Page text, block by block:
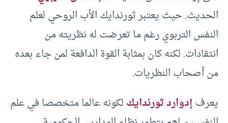
الحديث. حيث يعتبر ثورندايك الأب الروحي لعلم
النفس التربوي رغم ما تعرضت له نظريته من
انتقادات. لكنه كان بمثابة القوة الدافعة لمن جاء بعده
من أصحاب النظريات.
يعرفإدوارد ثورندايكلكونه عالما متخصصا في علم